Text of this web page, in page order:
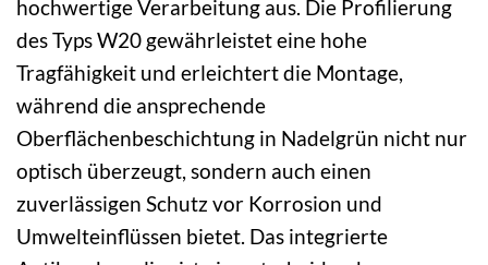
hochwertige Verarbeitung aus. Die Profilierung
des Typs W20 gewährleistet eine hohe
Tragfähigkeit und erleichtert die Montage,
während die ansprechende
Oberflächenbeschichtung in Nadelgrün nicht nur
optisch überzeugt, sondern auch einen
zuverlässigen Schutz vor Korrosion und
Umwelteinflüssen bietet. Das integrierte